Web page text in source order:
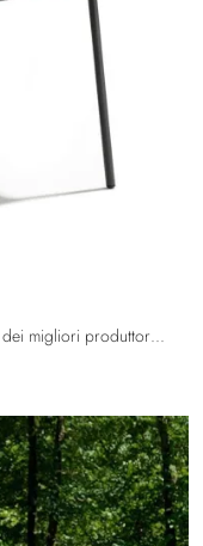
sedie da giardino e set di Arredo Giardino dei migliori produttori: scopri di più sul modello Café de Paris poltroncina di La Seggiola, clicca subito!